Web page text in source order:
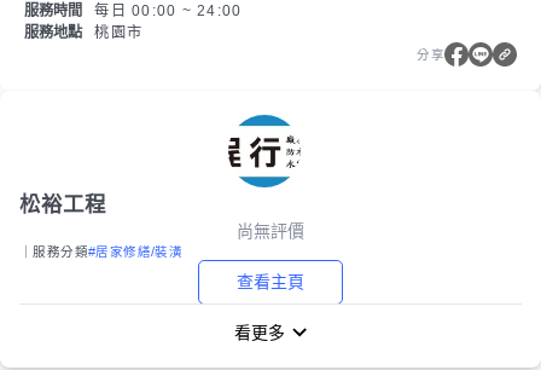
服務時間
每日 00:00 ~ 24:00
服務地點
桃園市
分享
松裕工程
尚無評價
｜服務分類#居家修繕/裝潢
查看主頁
看更多